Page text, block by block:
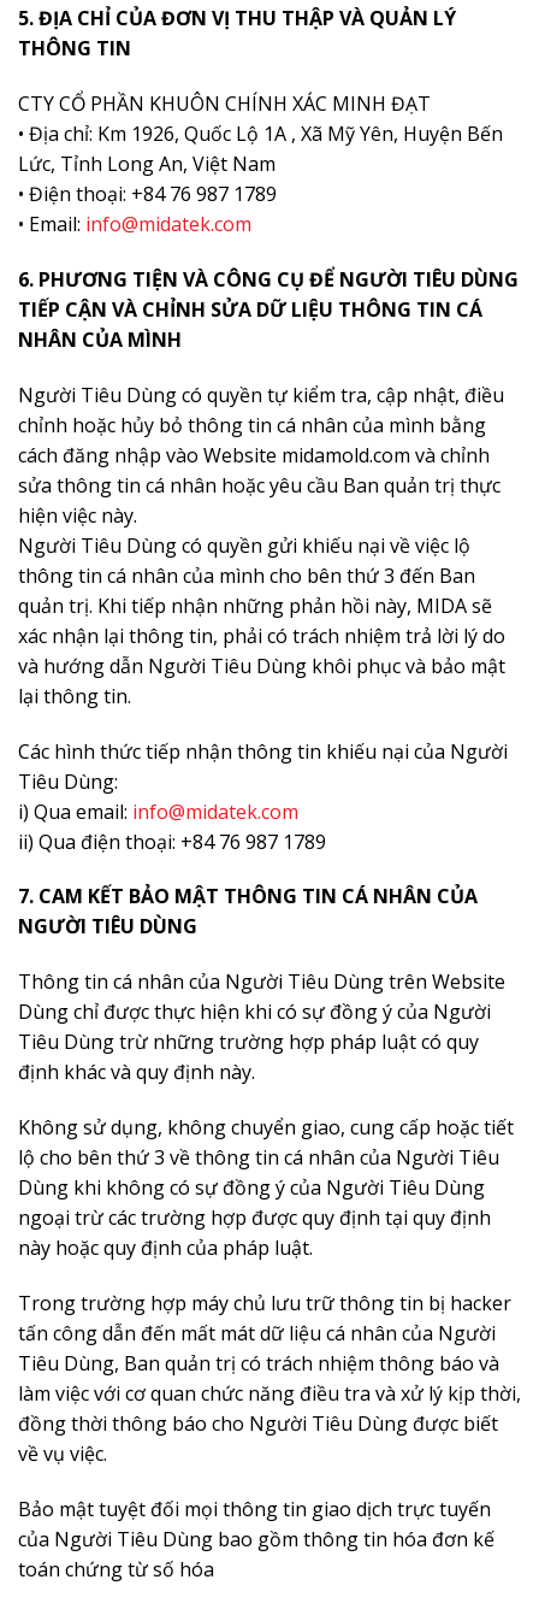
5. ĐỊA CHỈ CỦA ĐƠN VỊ THU THẬP VÀ QUẢN LÝ
THÔNG TIN
CTY CỔ PHẦN KHUÔN CHÍNH XÁC MINH ĐẠT
• Địa chỉ: Km 1926, Quốc Lộ 1A , Xã Mỹ Yên, Huyện Bến
Lức, Tỉnh Long An, Việt Nam
• Điện thoại: +84 76 987 1789
• Email: info@midatek.com
6. PHƯƠNG TIỆN VÀ CÔNG CỤ ĐỂ NGƯỜI TIÊU DÙNG
TIẾP CẬN VÀ CHỈNH SỬA DỮ LIỆU THÔNG TIN CÁ
NHÂN CỦA MÌNH
Người Tiêu Dùng có quyền tự kiểm tra, cập nhật, điều
chỉnh hoặc hủy bỏ thông tin cá nhân của mình bằng
cách đăng nhập vào Website midamold.com và chỉnh
sửa thông tin cá nhân hoặc yêu cầu Ban quản trị thực
hiện việc này.
Người Tiêu Dùng có quyền gửi khiếu nại về việc lộ
thông tin cá nhân của mình cho bên thứ 3 đến Ban
quản trị. Khi tiếp nhận những phản hồi này, MIDA sẽ
xác nhận lại thông tin, phải có trách nhiệm trả lời lý do
và hướng dẫn Người Tiêu Dùng khôi phục và bảo mật
lại thông tin.
Các hình thức tiếp nhận thông tin khiếu nại của Người
Tiêu Dùng:
i) Qua email: info@midatek.com
ii) Qua điện thoại: +84 76 987 1789
7. CAM KẾT BẢO MẬT THÔNG TIN CÁ NHÂN CỦA
NGƯỜI TIÊU DÙNG
Thông tin cá nhân của Người Tiêu Dùng trên Website
Dùng chỉ được thực hiện khi có sự đồng ý của Người
Tiêu Dùng trừ những trường hợp pháp luật có quy
định khác và quy định này.
Không sử dụng, không chuyển giao, cung cấp hoặc tiết
lộ cho bên thứ 3 về thông tin cá nhân của Người Tiêu
Dùng khi không có sự đồng ý của Người Tiêu Dùng
ngoại trừ các trường hợp được quy định tại quy định
này hoặc quy định của pháp luật.
Trong trường hợp máy chủ lưu trữ thông tin bị hacker
tấn công dẫn đến mất mát dữ liệu cá nhân của Người
Tiêu Dùng, Ban quản trị có trách nhiệm thông báo và
làm việc với cơ quan chức năng điều tra và xử lý kịp thời,
đồng thời thông báo cho Người Tiêu Dùng được biết
về vụ việc.
Bảo mật tuyệt đối mọi thông tin giao dịch trực tuyến
của Người Tiêu Dùng bao gồm thông tin hóa đơn kế
toán chứng từ số hóa